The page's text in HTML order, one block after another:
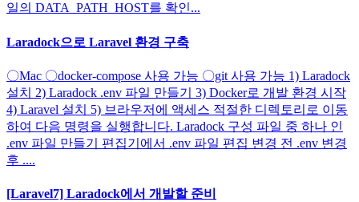
일의 DATA_PATH_HOST를 확인...
Laradock으로 Laravel 환경 구축
〇Mac 〇docker-compose 사용 가능 〇git 사용 가능 1) Laradock
설치 2) Laradock .env 파일 만들기 3) Docker로 개발 환경 시작
4) Laravel 설치 5) 브라우저에 액세스 적절한 디렉토리로 이동
하여 다음 명령을 실행합니다. Laradock 구성 파일 중 하나 인
.env 파일 만들기 편집기에서 .env 파일 편집 변경 전 .env 변경
후 ....
[Laravel7] Laradock에서 개발할 준비